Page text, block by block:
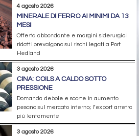
4 agosto 2026
MINERALE DI FERRO AI MINIMI DA 13
MESI
Offerta abbondante e margini siderurgici
ridotti prevalgono sui rischi legati a Port
Hedland
3 agosto 2026
CINA: COILS A CALDO SOTTO
PRESSIONE
Domanda debole e scorte in aumento
pesano sul mercato interno; l’export arretra
più lentamente
3 agosto 2026